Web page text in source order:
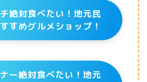
絶対食べたい！地元民
すめグルメショップ！
ー絶対食べたい！地元